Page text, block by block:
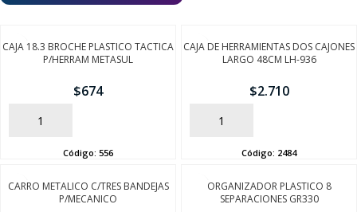
CAJA 18.3 BROCHE PLASTICO TACTICA
P/HERRAM METASUL
$674
AÑADIR
Código: 556
CAJA DE HERRAMIENTAS DOS CAJONES
LARGO 48CM LH-936
$2.710
AÑADIR
Código: 2484
CARRO METALICO C/TRES BANDEJAS
P/MECANICO
ORGANIZADOR PLASTICO 8
SEPARACIONES GR330